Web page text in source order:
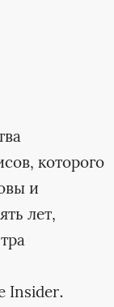
которого
и
лет,
Insider.